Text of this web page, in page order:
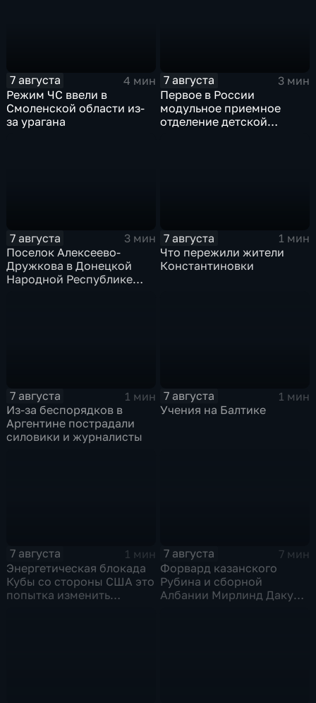
7 августа
4 мин
Режим ЧС ввели в
Смоленской области из-
за урагана
7 августа
3 мин
Первое в России
модульное приемное
отделение детской
7 августа
3 мин
Поселок Алексеево-
Дружкова в Донецкой
Народной Республике
7 августа
1 мин
Что пережили жители
Константиновки
7 августа
1 мин
Из-за беспорядков в
Аргентине пострадали
силовики и журналисты
7 августа
1 мин
Учения на Балтике
7 августа
1 мин
Энергетическая блокада
Кубы со стороны США это
попытка изменить
7 августа
7 мин
Форвард казанского
Рубина и сборной
Албании Мирлинд Даку